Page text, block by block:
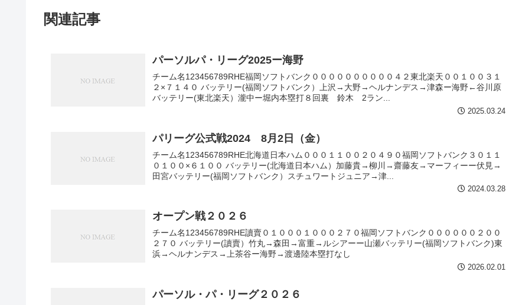
関連記事
パーソルパ・リーグ2025ー海野
チーム名123456789RHE福岡ソフトバンク００００００００００４２東北楽天００１００３１
２×７１４０ バッテリー(福岡ソフトバンク）上沢→大野→ヘルナンデス→津森ー海野←谷川原
バッテリー(東北楽天）瀧中ー堀内本塁打８回裏 鈴木 2ラン...
2025.03.24
パリーグ公式戦2024 8月2日（金）
チーム名123456789RHE北海道日本ハム０００１１００２０４９０福岡ソフトバンク３０１１
０１００×６１００ バッテリー(北海道日本ハム）加藤貴→柳川→齋藤友→マーフィーー伏見→
田宮バッテリー(福岡ソフトバンク）スチュワートジュニア→津...
2024.03.28
オープン戦２０２６
チーム名123456789RHE讀賣０１０００１０００２７０福岡ソフトバンク００００００２００
２７０ バッテリー(讀賣）竹丸→森田→富重→ルシアーー山瀬バッテリー(福岡ソフトバンク)東
浜→ヘルナンデス→上茶谷ー海野→渡邊陸本塁打なし
2026.02.01
パーソル・パ・リーグ２０２６